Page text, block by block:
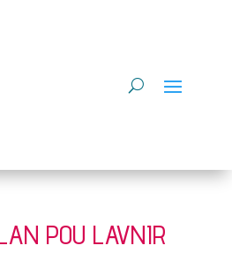
POU LAVNIR